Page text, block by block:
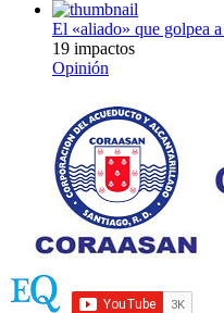
El «aliado» que golpea
19 impactos
Opinión